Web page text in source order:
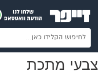
צבעי מתכת